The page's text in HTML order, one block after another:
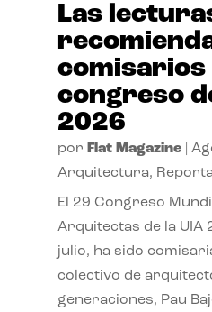
Las
comisarios
congreso
2026
por Flat Magazine|
Arquitectura,
El 29 Congreso
Arquitectas de la UIA
julio, ha sido
colectivo de
generaciones, Pau